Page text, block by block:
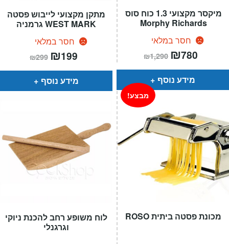
מתקן מקצועי לייבוש פסטה
WEST MARK גרמניה
חסר במלאי
₪299 המחיר
המקורי
היה:
₪299.
₪199
הוא:
מידע נוסף
מיקסר מקצועי 1.3 כוח סוס
Morphy Richards
חסר במלאי
₪1,290 המחיר
המקורי
היה:
₪780
הוא:
מידע נוסף
לוח משופע רחב להכנת ניוקי
וגרגנלי
מכונת פסטה ביתית ROSO
מבצע!